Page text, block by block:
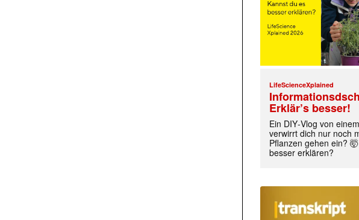
LifeScienceXplained
Erklär’s besser!
Ein DIY‑Vlog von
verwirrt dich nur noch
Pflanzen gehen ein?
besser erklären?